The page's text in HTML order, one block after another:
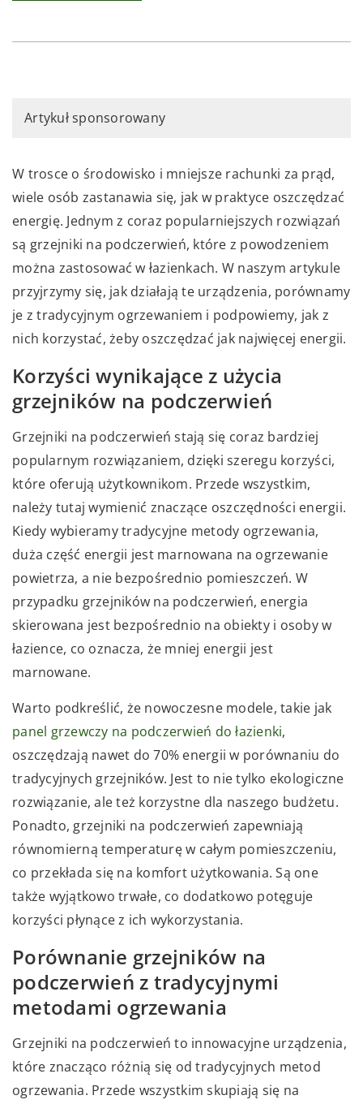
Artykuł sponsorowany
W trosce o środowisko i mniejsze rachunki za prąd,
wiele osób zastanawia się, jak w praktyce oszczędzać
energię. Jednym z coraz popularniejszych rozwiązań
są grzejniki na podczerwień, które z powodzeniem
można zastosować w łazienkach. W naszym artykule
przyjrzymy się, jak działają te urządzenia, porównamy
je z tradycyjnym ogrzewaniem i podpowiemy, jak z
nich korzystać, żeby oszczędzać jak najwięcej energii.
Korzyści wynikające z użycia
grzejników na podczerwień
Grzejniki na podczerwień stają się coraz bardziej
popularnym rozwiązaniem, dzięki szeregu korzyści,
które oferują użytkownikom. Przede wszystkim,
należy tutaj wymienić znaczące oszczędności energii.
Kiedy wybieramy tradycyjne metody ogrzewania,
duża część energii jest marnowana na ogrzewanie
powietrza, a nie bezpośrednio pomieszczeń. W
przypadku grzejników na podczerwień, energia
skierowana jest bezpośrednio na obiekty i osoby w
łazience, co oznacza, że mniej energii jest
marnowane.
Warto podkreślić, że nowoczesne modele, takie jak
panel grzewczy na podczerwień do łazienki,
oszczędzają nawet do 70% energii w porównaniu do
tradycyjnych grzejników. Jest to nie tylko ekologiczne
rozwiązanie, ale też korzystne dla naszego budżetu.
Ponadto, grzejniki na podczerwień zapewniają
równomierną temperaturę w całym pomieszczeniu,
co przekłada się na komfort użytkowania. Są one
także wyjątkowo trwałe, co dodatkowo potęguje
korzyści płynące z ich wykorzystania.
Porównanie grzejników na
podczerwień z tradycyjnymi
metodami ogrzewania
Grzejniki na podczerwień to innowacyjne urządzenia,
które znacząco różnią się od tradycyjnych metod
ogrzewania. Przede wszystkim skupiają się na